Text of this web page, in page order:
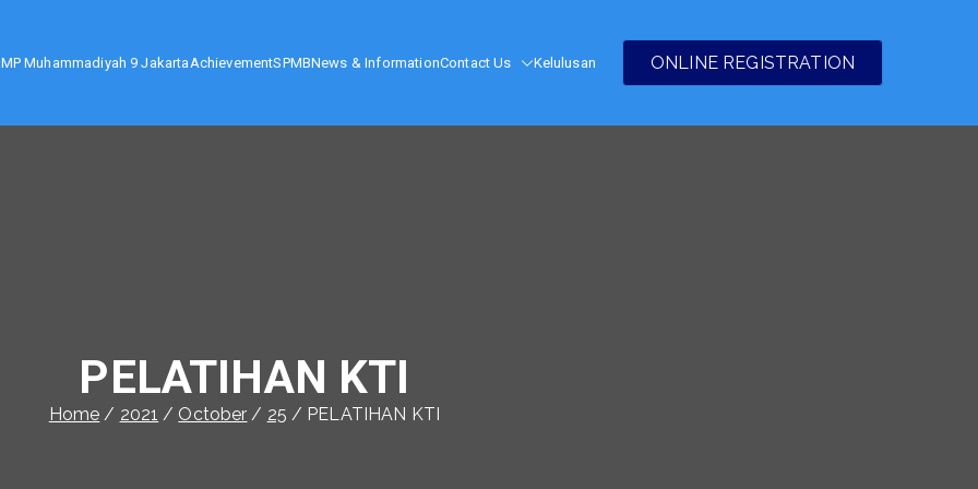
Muhammadiyah 9 Jakarta AchievementSPMBNews & InformationContact Us Kelulusan ONLINE REGISTRATION
PELATIHAN KTI
Home 2021 October 25 PELATIHAN KTI